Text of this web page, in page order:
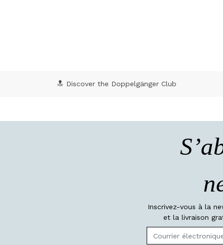
🔝 Discover the Doppelgänger Club
Inscrivez-vous à la
et la livraison